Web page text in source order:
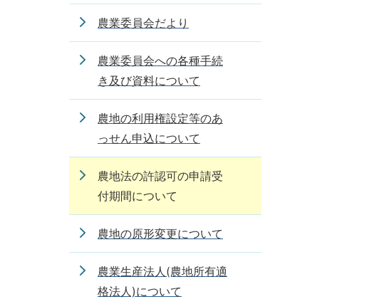
農業委員会だより
農業委員会への各種手続
き及び資料について
農地の利用権設定等のあ
っせん申込について
農地法の許認可の申請受
付期間について
農地の原形変更について
農業生産法人(農地所有適
格法人)について